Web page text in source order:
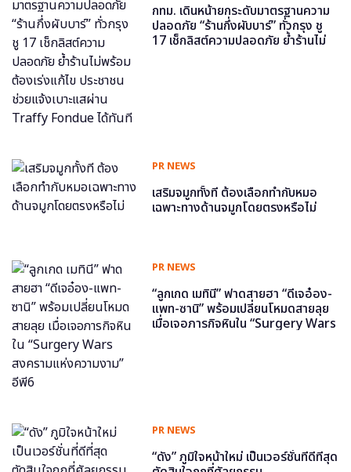
กทม. เดินหน้ายกระดับมาตรฐานความ
ปลอดภัย “ร้านกึ่งผับบาร์” ทั่วกรุง ชู
17 เช็กลิสต์ความปลอดภัย ย้ำร้านไม่
PR NEWS
เสริมจมูกทั้งที ต้องเลือกทำกับหมอ
เฉพาะทางด้านจมูกโดยตรงหรือไม่
PR NEWS
“ลูกเกด เมทินี” ฟาดสายฮา “ดีเจอ๋อง-
แพท-ซานิ” พร้อมเปลี่ยนโหมดสายลุย
เมื่อเจอภารกิจหินใน “Surgery Wars
PR NEWS
“ดัง” ภูมิใจหน้าใหม่ เป็นเวอร์ชั่นที่ดีที่สุด